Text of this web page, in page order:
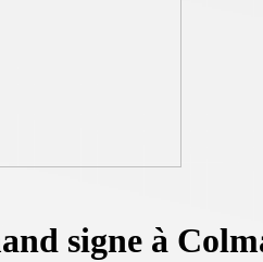
signe à